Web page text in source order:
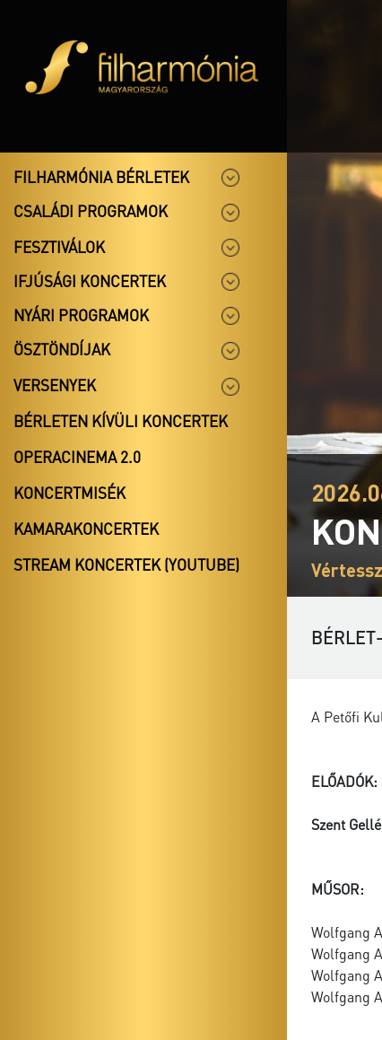
FILHARMÓNIA BÉRLETEK
CSALÁDI PROGRAMOK
FESZTIVÁLOK
IFJÚSÁGI KONCERTEK
NYÁRI PROGRAMOK
ÖSZTÖNDÍJAK
VERSENYEK
BÉRLETEN KÍVÜLI KONCERTEK
OPERACINEMA 2.0
KONCERTMISÉK
KAMARAKONCERTEK
STREAM KONCERTEK (YOUTUBE)
A Petőfi
ELŐADÓK:
Szent
MŰSOR:
Wolfgang
Wolfgang
Wolfgang
Wolfgang